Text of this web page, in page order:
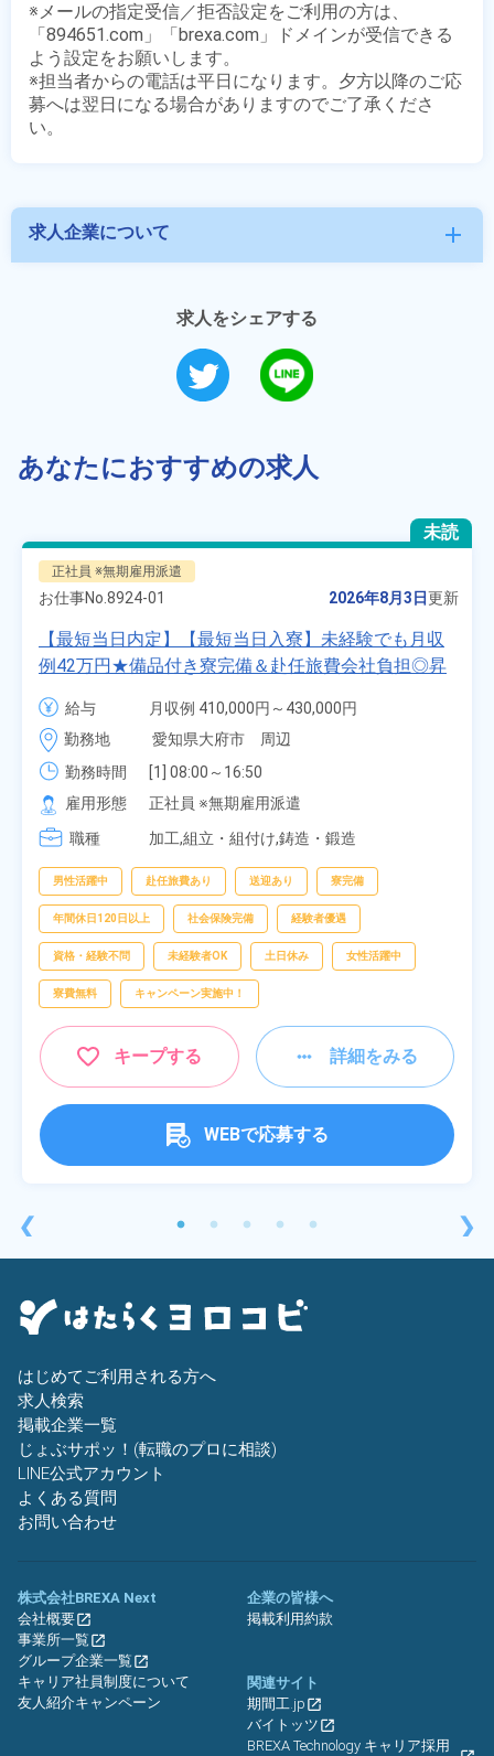
※メールの指定受信／拒否設定をご利用の方は、
「894651.com」「brexa.com」ドメインが受信できる
よう設定をお願いします。
※担当者からの電話は平日になります。夕方以降のご応
募へは翌日になる場合がありますのでご了承くださ
求人企業について add
求人をシェアする
あなたにおすすめの求人
❮
未読
正社員 ※無期雇用派遣
お仕事No. 8924-01 2026年8月3日更新
【最短当日内定】【最短当日入寮】未経験でも月収
例42万円★備品付き寮完備＆赴任旅費会社負担◎昇
給・業績賞与あり！組立や塗装など自動車製造の各
種作業！《愛知県大府市》
給与
月収例 410,000円～430,000円
月給 277,000円～277,000円
勤務地
愛知県大府市　周辺
勤務時間
[1] 08:00～16:50
[2] 06:25～15:10
[3] 17:05～01:50
雇用形態
正社員 ※無期雇用派遣
職種
加工,組立・組付け,鋳造・鍛造
男性活躍中 赴任旅費あり 送迎あり 寮完備
年間休日120日以上 社会保険完備 経験者優遇
資格・経験不問 未経験者OK 土日休み 女性活躍中
寮費無料 キャンペーン実施中！
キープする 詳細をみる
WEBで応募する
❯
はじめてご利用される方へ
求人検索
掲載企業一覧
じょぶサポッ！(転職のプロに相談)
LINE公式アカウント
よくある質問
お問い合わせ
株式会社BREXA Next
会社概要
事業所一覧
グループ企業一覧
キャリア社員制度について
友人紹介キャンペーン
企業の皆様へ
掲載利用約款
関連サイト
期間工.jp
バイトッツ
BREXA Technology キャリア採用